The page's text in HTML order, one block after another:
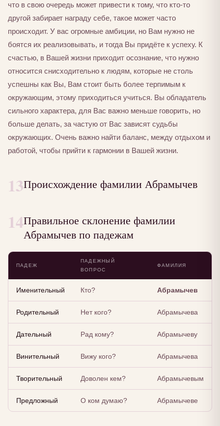
что в свою очередь может привести к тому, что кто-то
другой забирает награду себе, такое может часто
происходит. У вас огромные амбиции, но Вам нужно не
боятся их реализовывать, и тогда Вы придёте к успеху. К
счастью, в Вашей жизни приходит осознание, что нужно
относится снисходительно к людям, которые не столь
успешны как Вы, Вам стоит быть более терпимым к
окружающим, этому приходиться учиться. Вы обладатель
сильного характера, для Вас важно меньше говорить, но
больше делать, за частую от Вас зависят судьбы
окружающих. Очень важно найти баланс, между отдыхом и
работой, чтобы прийти к гармонии в Вашей жизни.
13Происхождение фамилии Абрамычев
14Правильное склонение фамилии
Абрамычев по падежам
ПАДЕЖ
ПАДЕЖНЫЙ
ВОПРОС
ФАМИЛИЯ
Именительный Кто? Абрамычев
Родительный Нет кого? Абрамычева
Дательный Рад кому? Абрамычеву
Винительный Вижу кого? Абрамычева
Творительный Доволен кем? Абрамычевым
Предложный О ком думаю? Абрамычеве